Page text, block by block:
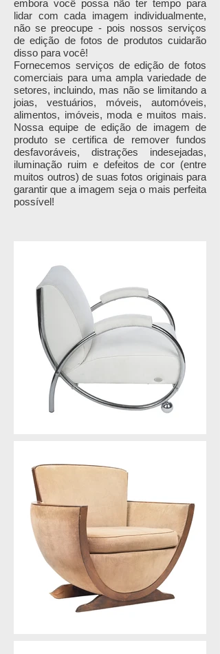
embora você possa não ter tempo para
lidar com cada imagem individualmente,
não se preocupe - pois nossos serviços
de edição de fotos de produtos cuidarão
disso para você!
Fornecemos serviços de edição de fotos
comerciais para uma ampla variedade de
setores, incluindo, mas não se limitando a
joias, vestuários, móveis, automóveis,
alimentos, imóveis, moda e muitos mais.
Nossa equipe de edição de imagem de
produto se certifica de remover fundos
desfavoráveis, distrações indesejadas,
iluminação ruim e defeitos de cor (entre
muitos outros) de suas fotos originais para
garantir que a imagem seja o mais perfeita
possível!